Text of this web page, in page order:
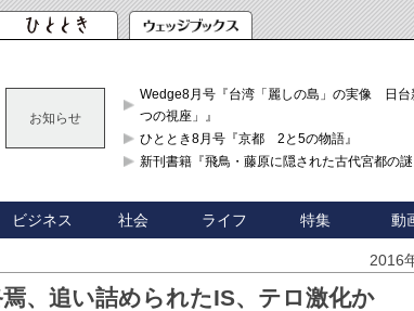
お知らせ
Wedge8月号『台湾「麗しの島」の実像 日台
つの視座」』
ひととき8月号『京都 2と5の物語』
新刊書籍『飛鳥・藤原に隠された古代宮都の謎
ビジネス 社会 ライフ 特集 動
2016
、追い詰められたIS、テロ激化か